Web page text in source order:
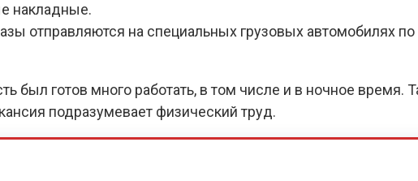
накладные.
отправляются на специальных грузовых автомобилях
был готов много работать, в том числе и в ночное время.
подразумевает физический труд.